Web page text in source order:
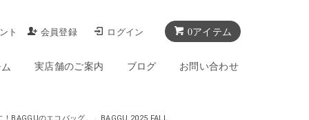
0アイテム
ト 会員登録 ログイン
実店舗のご案内 ブログ お問い合わせ